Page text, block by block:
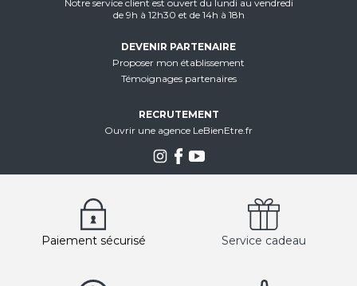
Notre service client est ouvert du lundi au vendredi
de 9h à 12h30 et de 14h à 18h
DEVENIR PARTENAIRE
Proposer mon établissement
Témoignages partenaires
RECRUTEMENT
Ouvrir une agence LeBienEtre.fr
Paiement sécurisé Service cadeau